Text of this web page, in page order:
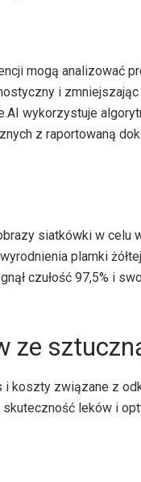
mogą analizować
i zmniejszając
wykorzystuje
z raportowaną
siatkówki w celu
plamki
czułość 97,5% i
ze
koszty związane z
leków i